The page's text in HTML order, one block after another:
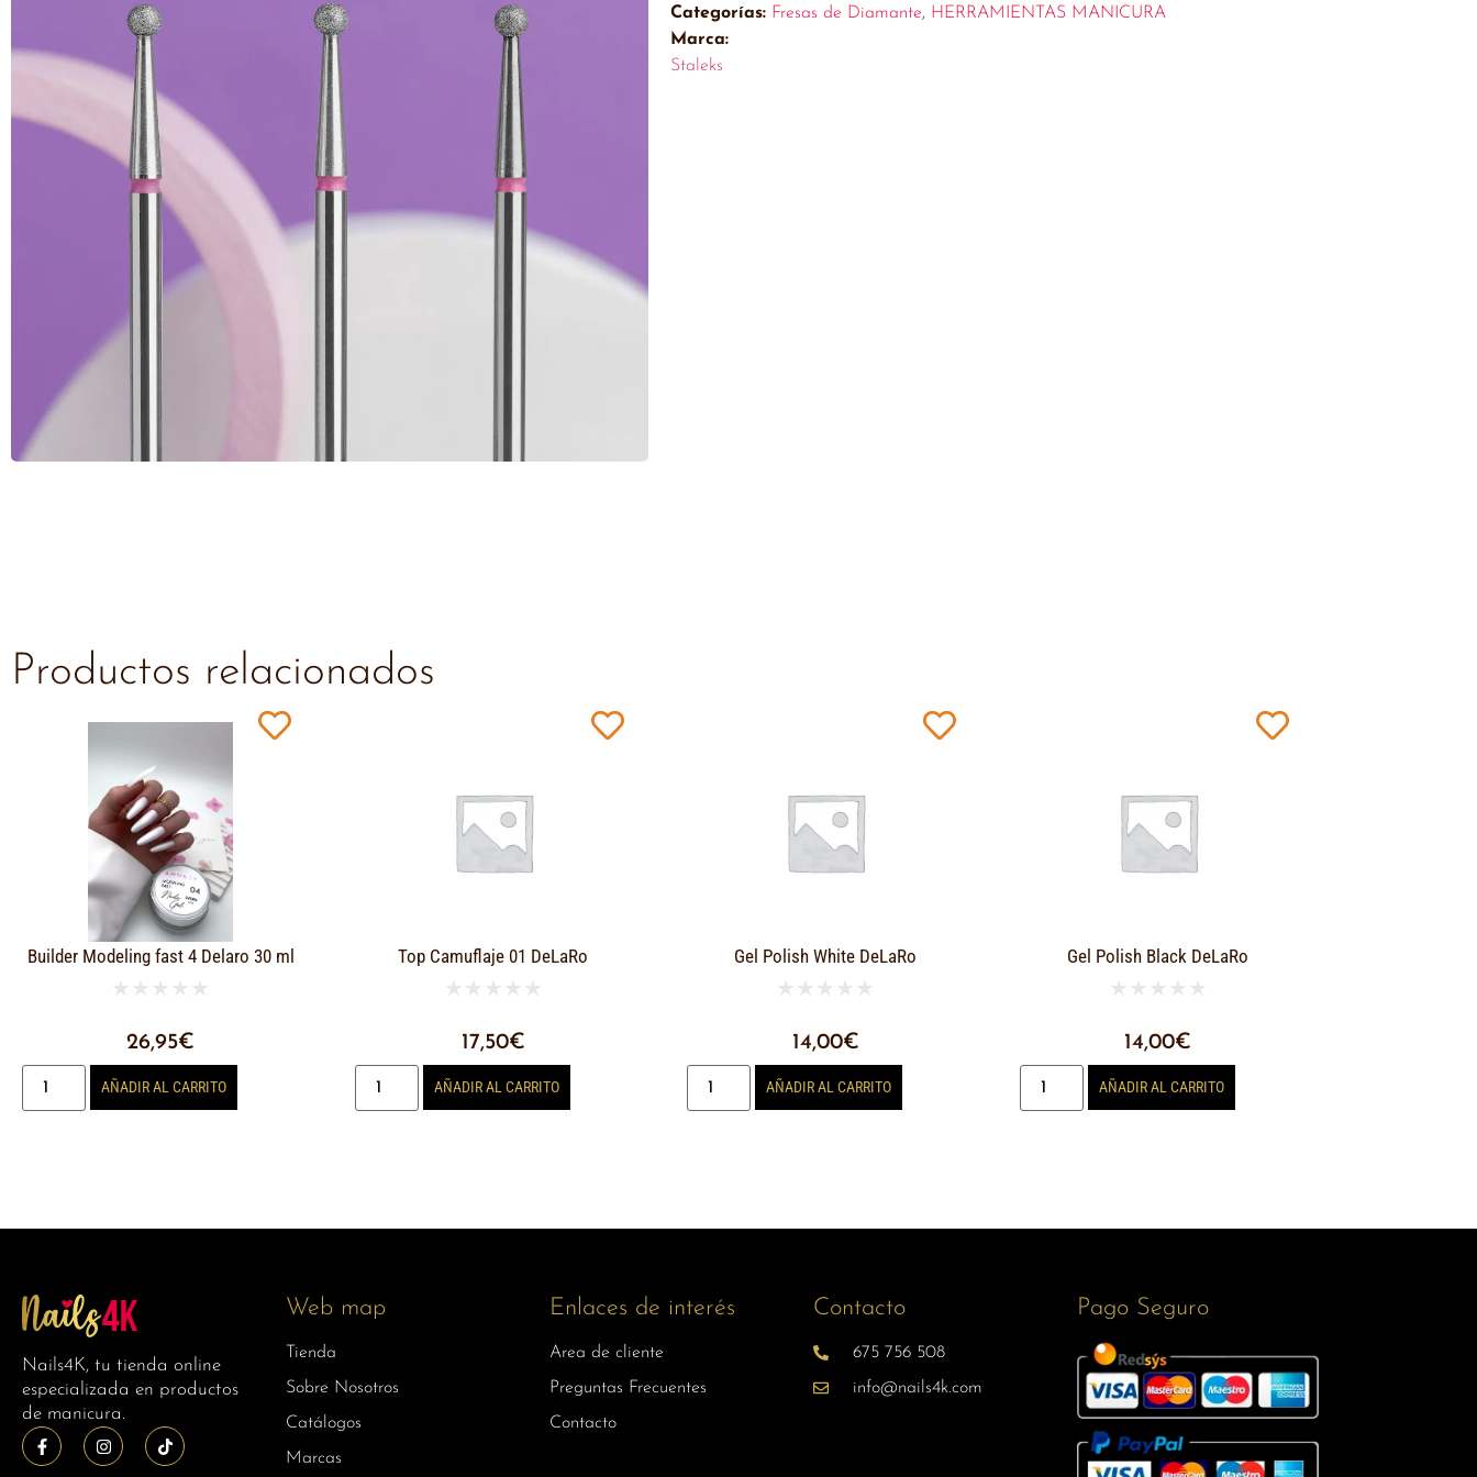
Categorías: Fresas de Diamante, HERRAMIENTAS MANICURA
Marca:
Staleks
Productos relacionados
Builder Modeling fast 4 Delaro 30 ml
★ ★ ★ ★ ★
26,95€
AÑADIR AL CARRITO
Top Camuflaje 01 DeLaRo
★ ★ ★ ★ ★
17,50€
AÑADIR AL CARRITO
Gel Polish White DeLaRo
★ ★ ★ ★ ★
14,00€
AÑADIR AL CARRITO
Gel Polish Black DeLaRo
★ ★ ★ ★ ★
14,00€
AÑADIR AL CARRITO
Nails4K, tu tienda online
especializada en productos
de manicura.
Web map
Tienda
Sobre Nosotros
Catálogos
Marcas
Enlaces de interés
Area de cliente
Preguntas Frecuentes
Contacto
Contacto
675 756 508
info@nails4k.com
Pago Seguro